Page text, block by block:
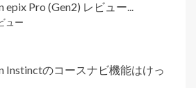
epix Pro (Gen2) レビュー...
ュー
Instinctのコースナビ機能はけっ